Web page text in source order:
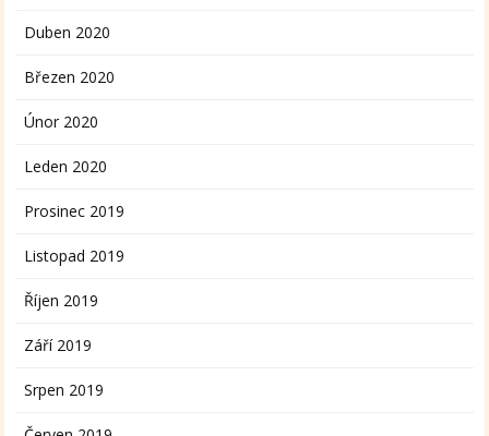
Duben 2020
Březen 2020
Únor 2020
Leden 2020
Prosinec 2019
Listopad 2019
Říjen 2019
Září 2019
Srpen 2019